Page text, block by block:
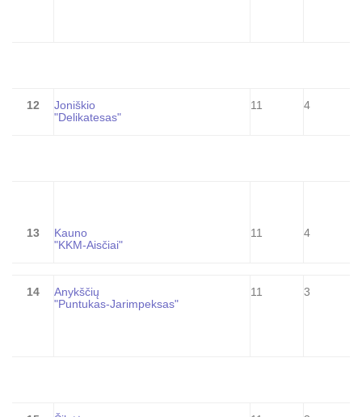
12
Joniškio
"Delikatesas"
11 4
13
Kauno
"KKM-Aisčiai"
11 4
14
Anykščių
"Puntukas-Jarimpeksas"
11 3